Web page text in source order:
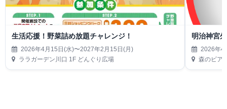
生活応援！野菜詰め放題チャレンジ！
2026年4月15日(水)〜2027年2月15日(月)
ララガーデン川口 1F どんぐり広場
明治神宮
2026年4
森のビアガー